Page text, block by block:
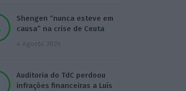
Shengen “nunca esteve em
causa” na crise de Ceuta
4 Agosto 2026
Auditoria do TdC perdoou
infrações financeiras a Luís